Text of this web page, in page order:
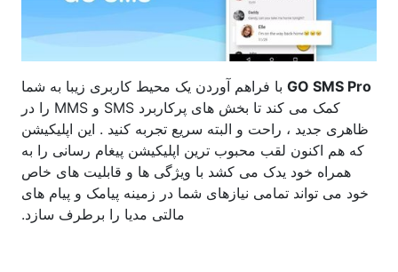
GO SMS Pro با فراهم آوردن یک محیط کاربری زیبا به شما
کمک می کند تا بخش های پرکاربرد SMS و MMS را در
ظاهری جدید ، راحت و البته سریع تجربه کنید . این اپلیکیشن
که هم اکنون لقب محبوب ترین اپلیکیشن پیغام رسانی را به
همراه خود یدک می کشد با ویژگی ها و قابلیت های خاص
خود می تواند تمامی نیازهای شما در زمینه پیامک و پیام های
مالتی مدیا را برطرف سازد.